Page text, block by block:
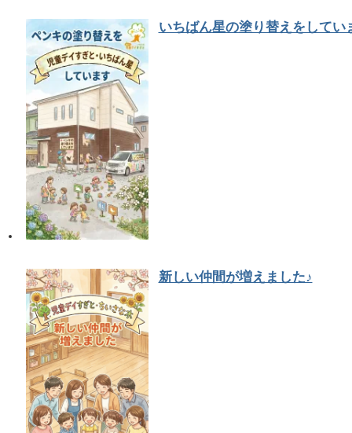
いちばん星の塗り替えをしてい
新しい仲間が増えました♪